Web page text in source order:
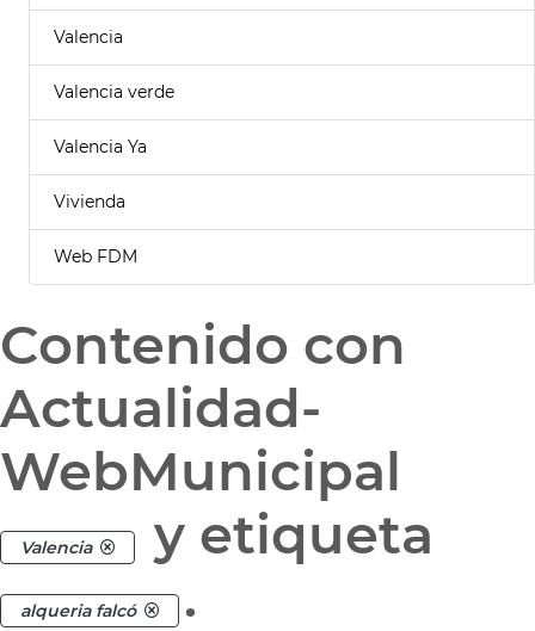
Valencia
Valencia verde
Valencia Ya
Vivienda
Web FDM
Contenido con
Actualidad-
WebMunicipal
Valencia y etiqueta
alqueria falcó .